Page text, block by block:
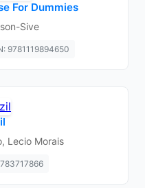
For Dummies
Sive
9781119894650
Lecio Morais